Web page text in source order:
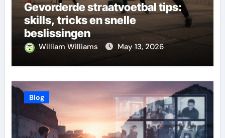
Gevorderde straatvoetbal tips:
skills, tricks en snelle
beslissingen
William Williams May 13, 2026
Blog